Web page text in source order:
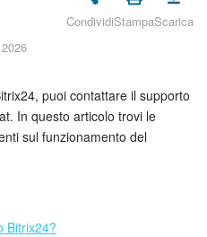
CondividiStampaScarica
puoi contattare il supporto
In questo articolo trovi le
sul funzionamento del
Bitrix24?